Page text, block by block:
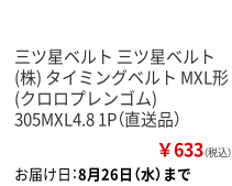
三ツ星ベルト 三ツ星ベルト
(株) タイミングベルト MXL形
(クロロプレンゴム)
305MXL4.8 1P（直送品）
￥633（税込）
お届け日：8月26日（水）まで